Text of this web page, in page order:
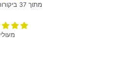
מתוך 37 ביקורות